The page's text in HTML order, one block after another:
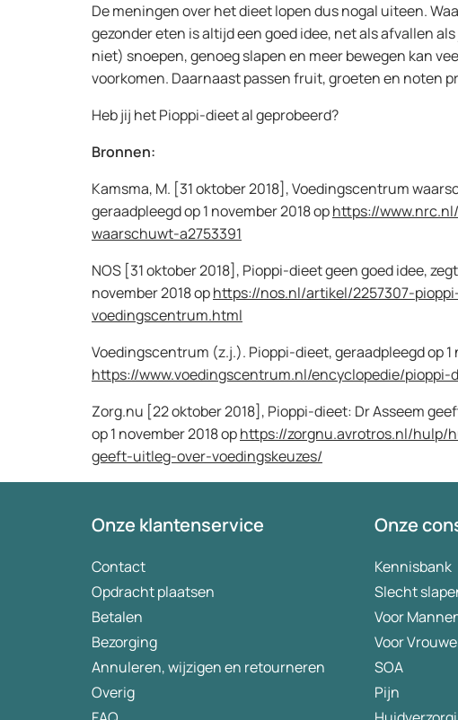
De meningen over het dieet lopen dus nogal uiteen.
gezonder eten is altijd een goed idee, net als afvallen
niet) snoepen, genoeg slapen en meer bewegen kan
voorkomen. Daarnaast passen fruit, groeten en noten
Heb jij het Pioppi-dieet al geprobeerd?
Bronnen:
Kamsma, M. [31 oktober 2018], Voedingscentrum
geraadpleegd op 1 november 2018 ophttps://
waarschuwt-a2753391
NOS [31 oktober 2018], Pioppi-dieet geen goed idee,
november 2018 ophttps://nos.nl/artikel/2257307-
voedingscentrum.html
Voedingscentrum (z.j.). Pioppi-dieet, geraadpleegd op 1
https://www.voedingscentrum.nl/encyclopedie/pioppi-
Zorg.nu [22 oktober 2018], Pioppi-dieet: Dr Asseem
op 1 november 2018 ophttps://zorgnu.avrotros.nl/hulp/
geeft-uitleg-over-voedingskeuzes/
Onze klantenservice
Contact
Opdracht plaatsen
Betalen
Bezorging
Annuleren, wijzigen en retourneren
Overig
Onze
Kennisbank
Slecht
Voor
Voor
SOA
Pijn